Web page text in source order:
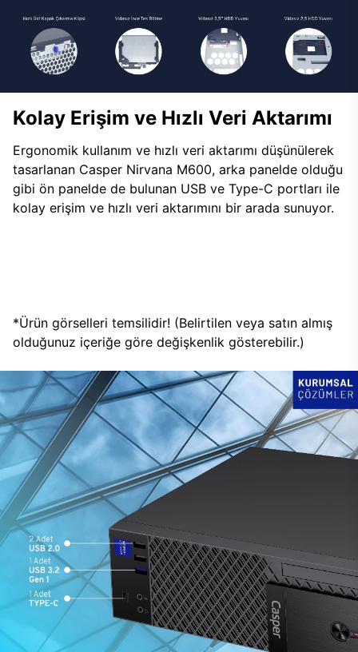
Kolay Erişim ve Hızlı Veri Aktarımı
Ergonomik kullanım ve hızlı veri aktarımı düşünülerek
tasarlanan Casper Nirvana M600, arka panelde olduğu
gibi ön panelde de bulunan USB ve Type-C portları ile
kolay erişim ve hızlı veri aktarımını bir arada sunuyor.
*Ürün görselleri temsilidir! (Belirtilen veya satın almış
olduğunuz içeriğe göre değişkenlik gösterebilir.)